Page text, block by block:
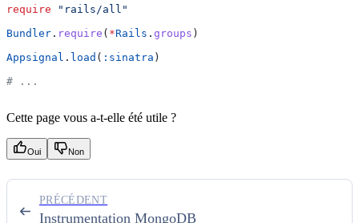
require "rails/all"
Bundler . require ( *Rails . groups )
Appsignal . load ( :sinatra )
# ...
Cette page vous a-t-elle été utile ?
Oui Non
Instrumentation MongoDB
PRÉCÉDENT